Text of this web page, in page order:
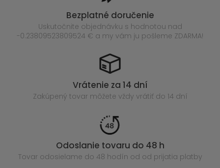
Bezplatné doručenie
Uskutočnite objednávku s hodnotou nad
-0.23809523809524 € a my vám ju pošleme ZDARMA!
Vrátenie za 14 dní
Zakúpený tovar môžete vždy vrátiť do 14 dní
Odoslanie tovaru do 48 h
Tovar odosielame do 48 hodín od od prijatia platby